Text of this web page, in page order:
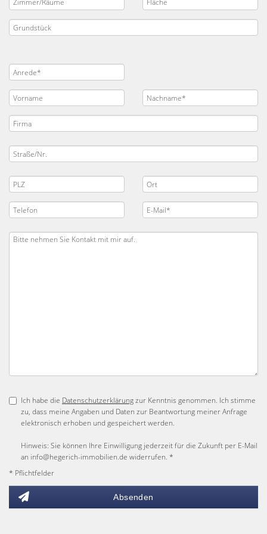
Ich habe die Datenschutzerklärungzur Kenntnis genommen. Ich stimme
zu, dass meine Angaben und Daten zur Beantwortung meiner Anfrage
elektronisch erhoben und gespeichert werden.
Hinweis: Sie können Ihre Einwilligung jederzeit für die Zukunft per E-Mail
an info@hegerich-immobilien.de widerrufen. *
* Pflichtfelder
Absenden